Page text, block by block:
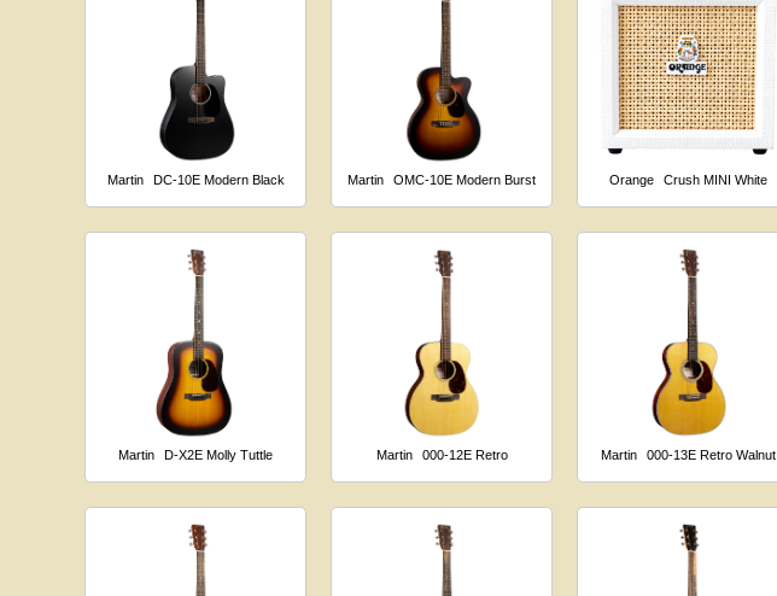
Martin DC-10E Modern Black Martin OMC-10E Modern Burst Orange Crush MINI White
Martin D-X2E Molly Tuttle Martin 000-12E Retro Martin 000-13E Retro Walnut